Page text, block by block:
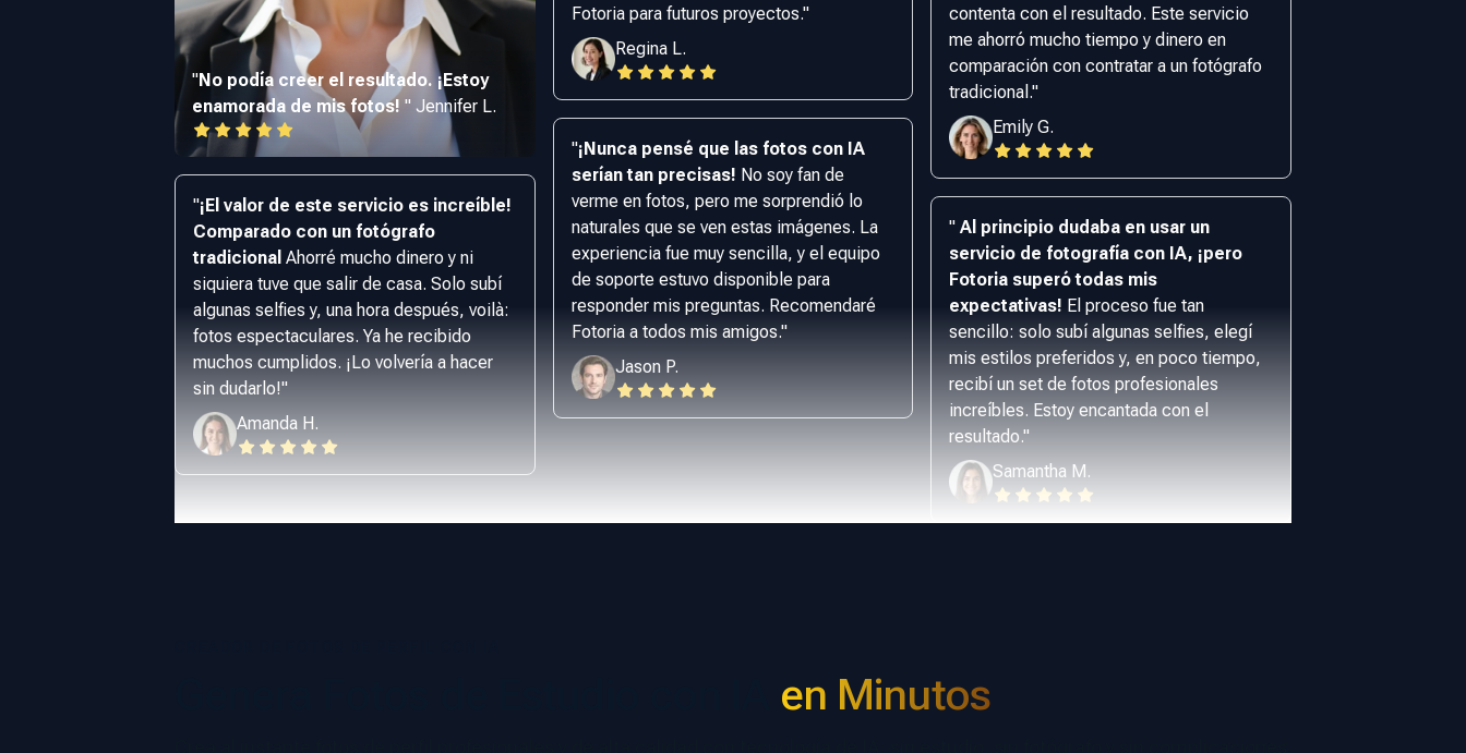
"No podía creer el resultado. ¡Estoy
enamorada de mis fotos! " Jennifer L.
"¡El valor de este servicio es increíble!
Comparado con un fotógrafo
tradicional Ahorré mucho dinero y ni
siquiera tuve que salir de casa. Solo subí
algunas selfies y, una hora después, voilà:
fotos espectaculares. Ya he recibido
muchos cumplidos. ¡Lo volvería a hacer
sin dudarlo!"
Amanda H.
Fotoria para futuros proyectos."
Regina L.
"¡Nunca pensé que las fotos con IA
serían tan precisas! No soy fan de
verme en fotos, pero me sorprendió lo
naturales que se ven estas imágenes. La
experiencia fue muy sencilla, y el equipo
de soporte estuvo disponible para
responder mis preguntas. Recomendaré
Fotoria a todos mis amigos."
Jason P.
contenta con el resultado. Este servicio
me ahorró mucho tiempo y dinero en
comparación con contratar a un fotógrafo
tradicional."
Emily G.
" Al principio dudaba en usar un
servicio de fotografía con IA, ¡pero
Fotoria superó todas mis
expectativas! El proceso fue tan
sencillo: solo subí algunas selfies, elegí
mis estilos preferidos y, en poco tiempo,
recibí un set de fotos profesionales
increíbles. Estoy encantada con el
resultado."
Samantha M.
en Minutos